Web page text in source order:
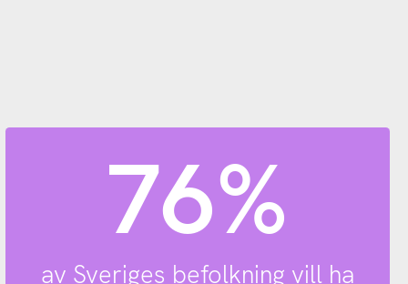
76%
av Sveriges befolkning vill ha